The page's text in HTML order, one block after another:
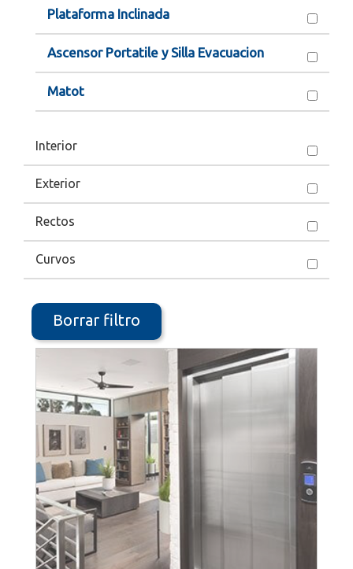
Plataforma Inclinada
Ascensor Portatile y Silla Evacuacion
Matot
Interior
Exterior
Rectos
Curvos